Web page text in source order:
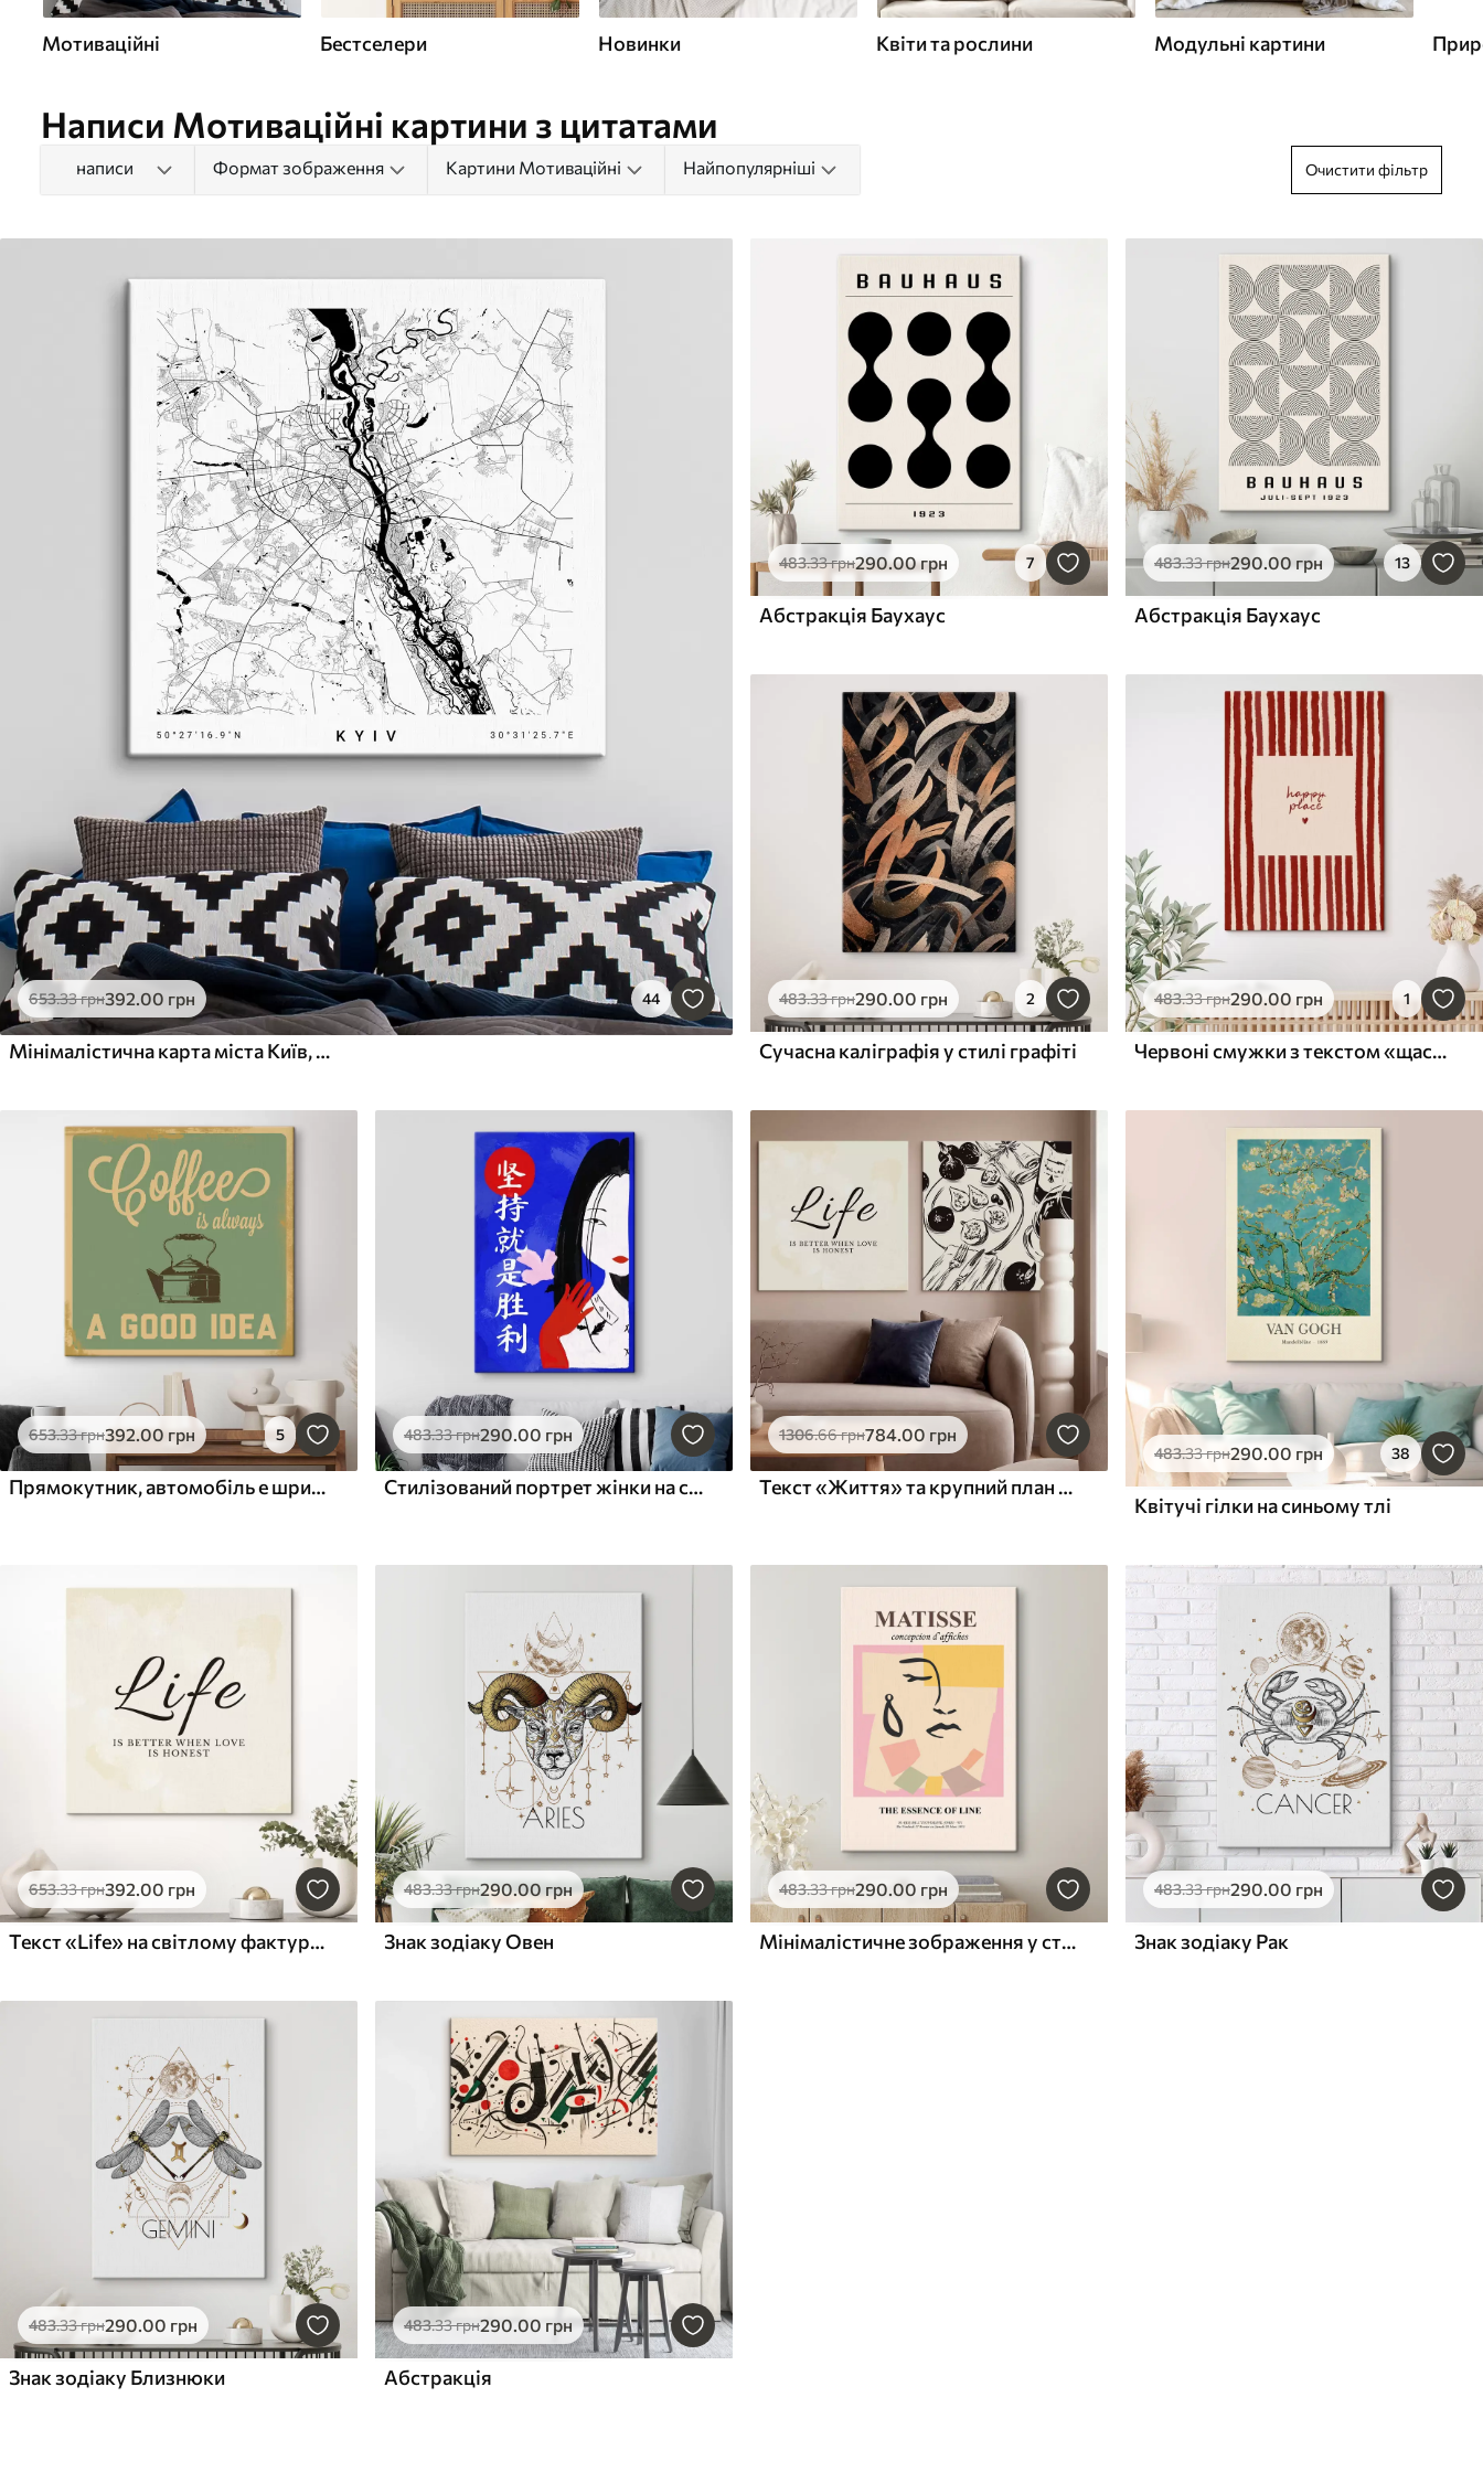
Мотиваційні Бестселери Новинки Квіти та рослини Модульні картини
Написи Мотиваційні картини з цитатами
написи Формат зображення Картини Мотиваційні Найпопулярніші Очистити фільтр
653.33грн392.00 грн 44
Мінімалістична карта міста Київ, Україна
483.33грн290.00грн 7
Абстракція Баухаус
483.33грн290.00 грн 13
Абстракція Баухаус
483.33грн290.00 грн 2
Сучасна каліграфія у стилі графіті
483.33грн290.00 грн 1
Червоні смужки з текстом «щасливе місце»
653.33грн392.00 грн 5
Прямокутник, автомобіль e шрифт
483.33грн290.00 грн
Стилізований портрет жінки на синьому тлі з текстом
1306.66грн784.00 грн
Текст «Життя» та крупний план білої квітки
483.33грн290.00 грн 38
Квітучі гілки на синьому тлі
653.33грн392.00 грн
Текст «Life» на світлому фактурному тлі
483.33грн290.00 грн
Знак зодіаку Овен
483.33грн290.00 грн
Мінімалістичне зображення у стилі Анрі Матісс
483.33грн290.00 грн
Знак зодіаку Рак
483.33грн290.00 грн
Знак зодіаку Близнюки
483.33грн290.00 грн
Абстракція